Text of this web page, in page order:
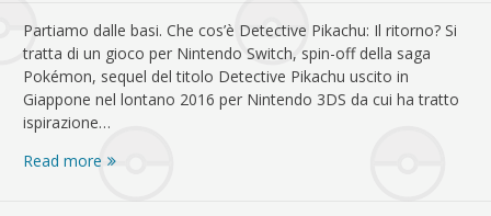
Partiamo dalle basi. Che cos’è Detective Pikachu: Il ritorno? Si
tratta di un gioco per Nintendo Switch, spin-off della saga
Pokémon, sequel del titolo Detective Pikachu uscito in
Giappone nel lontano 2016 per Nintendo 3DS da cui ha tratto
ispirazione…
Read more [RECENSIONE]